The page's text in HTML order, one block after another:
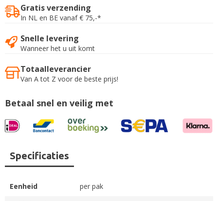
Gratis verzending
In NL en BE vanaf € 75,-*
Snelle levering
Wanneer het u uit komt
Totaalleverancier
Van A tot Z voor de beste prijs!
Betaal snel en veilig met
Specificaties
Eenheid per pak